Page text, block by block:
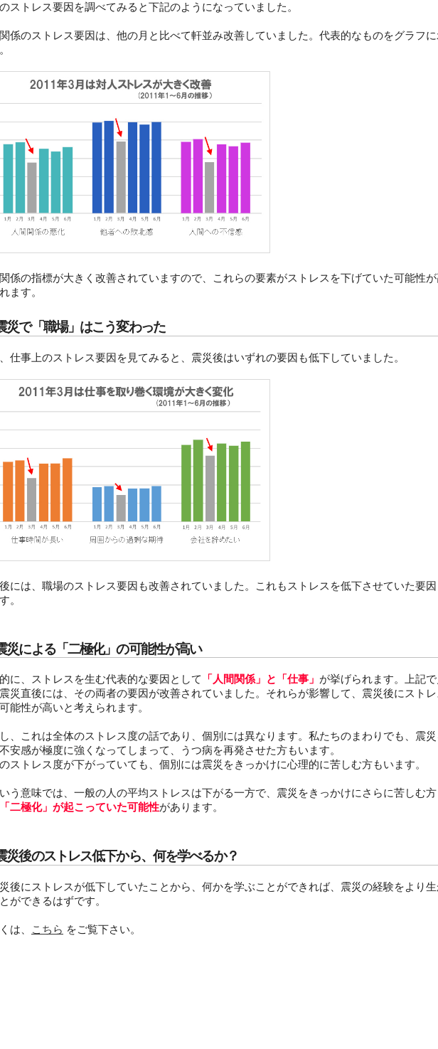
ストレス要因を調べてみると下記のようになっていました。
係のストレス要因は、他の月と比べて軒並み改善していました。代表的なものをグラフ
係の指標が大きく改善されていますので、これらの要素がストレスを下げていた可能性
ます。
災で「職場」はこう変わった
仕事上のストレス要因を見てみると、震災後はいずれの要因も低下していました。
には、職場のストレス要因も改善されていました。これもストレスを低下させていた要
。
災による「二極化」の可能性が高い
に、ストレスを生む代表的な要因として 「人間関係」と「仕事」 が挙げられます。上記
災直後には、その両者の要因が改善されていました。それらが影響して、震災後にスト
能性が高いと考えられます。
、これは全体のストレス度の話であり、個別には異なります。私たちのまわりでも、震
安感が極度に強くなってしまって、うつ病を再発させた方もいます。
ストレス度が下がっていても、個別には震災をきっかけに心理的に苦しむ方もいます。
う意味では、一般の人の平均ストレスは下がる一方で、震災をきっかけにさらに苦しむ
「二極化」が起こっていた可能性があります。
災後のストレス低下から、何を学べるか？
後にストレスが低下していたことから、何かを学ぶことができれば、震災の経験をより
ができるはずです。
は、 こちら をご覧下さい。